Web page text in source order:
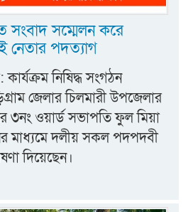
সংবাদ সম্মেলন করে
নেতার পদত্যাগ
নিষিদ্ধ সংগঠন
জেলার চিলমারী উপজেলার
৩নং ওয়ার্ড সভাপতি ফুল মিয়া
মাধ্যমে দলীয় সকল পদপদবী
দিয়েছেন।